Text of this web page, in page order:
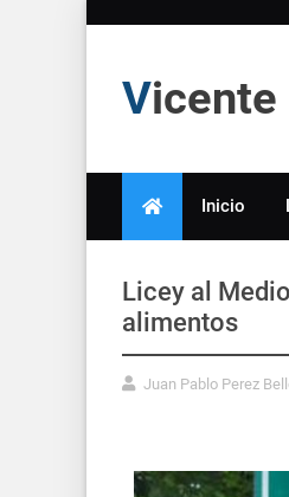
Inicio
Licey al
alimentos
Juan Pablo Perez